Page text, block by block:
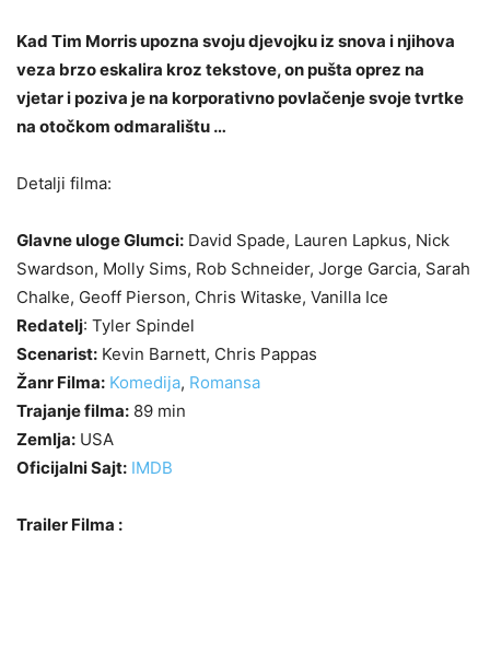
Kad Tim Morris upozna svoju djevojku iz snova i njihova
veza brzo eskalira kroz tekstove, on pušta oprez na
vjetar i poziva je na korporativno povlačenje svoje tvrtke
na otočkom odmaralištu …
Detalji filma:
Glavne uloge Glumci: David Spade, Lauren Lapkus, Nick
Swardson, Molly Sims, Rob Schneider, Jorge Garcia, Sarah
Chalke, Geoff Pierson, Chris Witaske, Vanilla Ice
Redatelj: Tyler Spindel
Scenarist: Kevin Barnett, Chris Pappas
Žanr Filma: Komedija, Romansa
Trajanje filma: 89 min
Zemlja: USA
Oficijalni Sajt: IMDB
Trailer Filma :